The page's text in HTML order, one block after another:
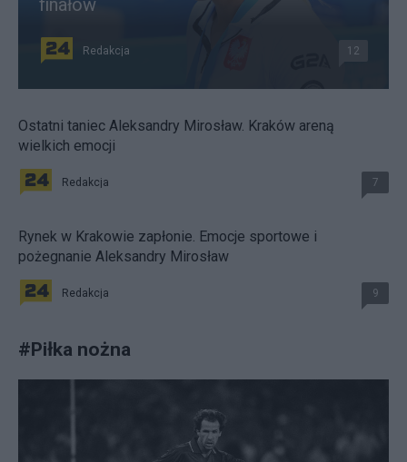
Redakcja 12
Ostatni taniec Aleksandry Mirosław. Kraków areną
wielkich emocji
Redakcja 7
Rynek w Krakowie zapłonie. Emocje sportowe i
pożegnanie Aleksandry Mirosław
Redakcja 9
#Piłka nożna